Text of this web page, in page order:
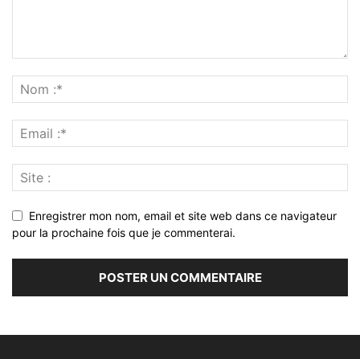
Enregistrer mon nom, email et site web dans ce navigateur
pour la prochaine fois que je commenterai.